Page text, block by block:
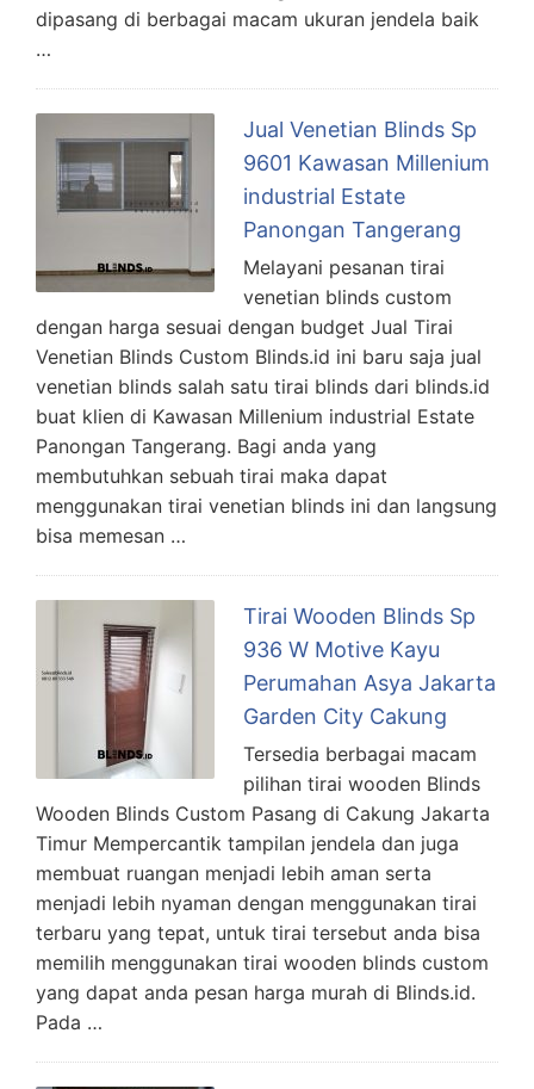
dipasang di berbagai macam ukuran jendela baik
…
Jual Venetian Blinds Sp
9601 Kawasan Millenium
industrial Estate
Panongan Tangerang
Melayani pesanan tirai
venetian blinds custom
dengan harga sesuai dengan budget Jual Tirai
Venetian Blinds Custom Blinds.id ini baru saja jual
venetian blinds salah satu tirai blinds dari blinds.id
buat klien di Kawasan Millenium industrial Estate
Panongan Tangerang. Bagi anda yang
membutuhkan sebuah tirai maka dapat
menggunakan tirai venetian blinds ini dan langsung
bisa memesan …
Tirai Wooden Blinds Sp
936 W Motive Kayu
Perumahan Asya Jakarta
Garden City Cakung
Tersedia berbagai macam
pilihan tirai wooden Blinds
Wooden Blinds Custom Pasang di Cakung Jakarta
Timur Mempercantik tampilan jendela dan juga
membuat ruangan menjadi lebih aman serta
menjadi lebih nyaman dengan menggunakan tirai
terbaru yang tepat, untuk tirai tersebut anda bisa
memilih menggunakan tirai wooden blinds custom
yang dapat anda pesan harga murah di Blinds.id.
Pada …